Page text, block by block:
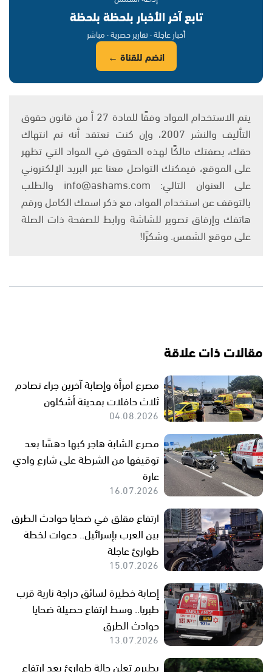
تابع آخر الأخبار بلحظة بلحظة
أخبار عاجلة · تقارير حصرية · مباشر
انضم للقناة ←
يتم الاستخدام المواد وفقًا للمادة 27 أ من قانون حقوق
التأليف والنشر 2007، وإن كنت تعتقد أنه تم انتهاك
حقك، بصفتك مالكًا لهذه الحقوق في المواد التي تظهر
على الموقع، فيمكنك التواصل معنا عبر البريد الإلكتروني
على العنوان التالي: info@ashams.com والطلب
بالتوقف عن استخدام المواد، مع ذكر اسمك الكامل ورقم
هاتفك وإرفاق تصوير للشاشة ورابط للصفحة ذات الصلة
على موقع الشمس. وشكرًا!
مقالات ذات علاقة
مصرع امرأة وإصابة آخرين جراء تصادم
ثلاث حافلات بمدينة أشكلون
04.08.2026
مصرع الشابة هاجر كبها دهسًا بعد
توقيفها من الشرطة على شارع وادي
عارة
16.07.2026
ارتفاع مقلق في ضحايا حوادث الطرق
بين العرب بإسرائيل.. دعوات لخطة
طوارئ عاجلة
15.07.2026
إصابة خطيرة لسائق دراجة نارية قرب
طبريا.. وسط ارتفاع حصيلة ضحايا
حوادث الطرق
13.07.2026
بطيرم تعلن حالة طوارئ بعد ارتفاع